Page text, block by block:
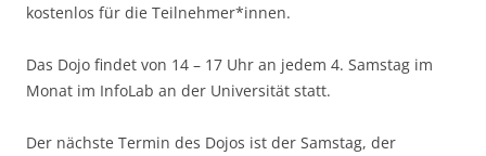
kostenlos für die Teilnehmer*innen.
Das Dojo findet von 14 – 17 Uhr an jedem 4. Samstag im
Monat im InfoLab an der Universität statt.
Der nächste Termin des Dojos ist der Samstag, der